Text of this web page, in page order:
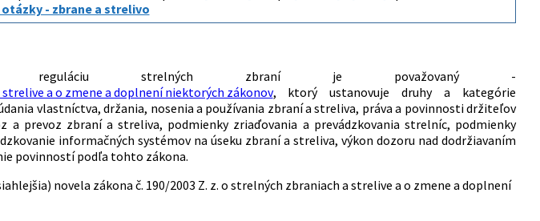
- zbrane a strelivo
reguláciu strelných zbraní je považovaný -
a o zmene a doplnení niektorých zákonov, ktorý ustanovuje druhy a kategórie
vlastníctva, držania, nosenia a používania zbraní a streliva, práva a povinnosti držiteľov
a prevoz zbraní a streliva, podmienky zriaďovania a prevádzkovania strelníc, podmienky
informačných systémov na úseku zbraní a streliva, výkon dozoru nad dodržiavaním
povinností podľa tohto zákona.
novela zákona č. 190/2003 Z. z. o strelných zbraniach a strelive a o zmene a doplnení